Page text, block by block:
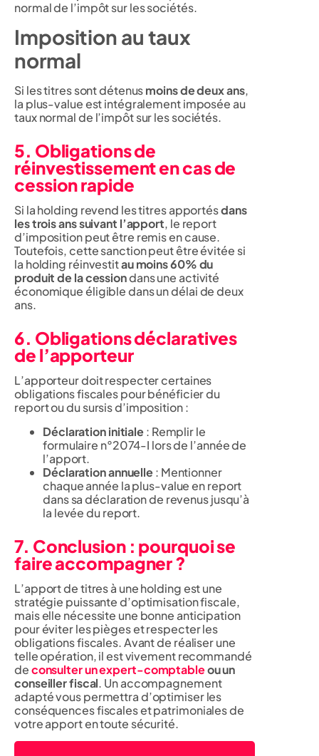
normal de l’impôt sur les sociétés.
Imposition au taux
normal
Si les titres sont détenusmoins de deux ans,
la plus-value est intégralement imposée au
taux normal de l’impôt sur les sociétés.
5. Obligations de
réinvestissement en cas de
cession rapide
Si la holding revend les titres apportésdans
les trois ans suivant l’apport, le report
d’imposition peut être remis en cause.
Toutefois, cette sanction peut être évitée si
la holding réinvestitau moins 60% du
produit de la cessiondans une activité
économique éligible dans un délai de deux
ans.
6. Obligations déclaratives
de l’apporteur
L’apporteur doit respecter certaines
obligations fiscales pour bénéficier du
report ou du sursis d’imposition :
Déclaration initiale: Remplir le
formulaire n°2074-I lors de l’année de
l’apport.
Déclaration annuelle: Mentionner
chaque année la plus-value en report
dans sa déclaration de revenus jusqu’à
la levée du report.
7. Conclusion : pourquoi se
faire accompagner ?
L’apport de titres à une holding est une
stratégie puissante d’optimisation fiscale,
mais elle nécessite une bonne anticipation
pour éviter les pièges et respecter les
obligations fiscales. Avant de réaliser une
telle opération, il est vivement recommandé
deconsulter un expert-comptableou un
conseiller fiscal. Un accompagnement
adapté vous permettra d’optimiser les
conséquences fiscales et patrimoniales de
votre apport en toute sécurité.